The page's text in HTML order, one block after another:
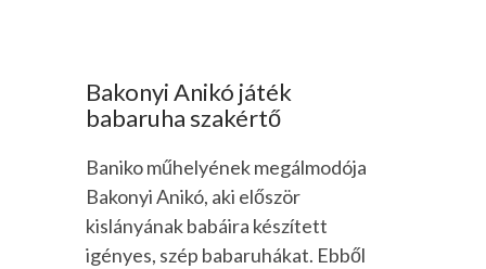
Bakonyi Anikó játék
babaruha szakértő
Baniko műhelyének megálmodója
Bakonyi Anikó, aki először
kislányának babáira készített
igényes, szép babaruhákat. Ebből